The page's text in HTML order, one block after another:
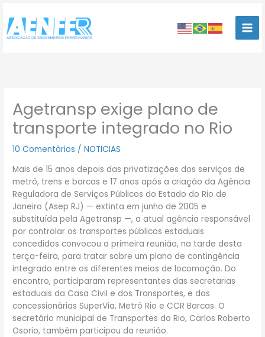
para
conteúdo
Agetransp exige plano de
transporte integrado no Rio
10 Comentários /NOTICIAS
Mais de 15 anos depois das privatizações dos serviços de
metrô, trens e barcas e 17 anos após a criação da Agência
Reguladora de Serviços Públicos do Estado do Rio de
Janeiro (Asep RJ) — extinta em junho de 2005 e
substituída pela Agetransp —, a atual agência responsável
por controlar os transportes públicos estaduais
concedidos convocou a primeira reunião, na tarde desta
terça-feira, para tratar sobre um plano de contingência
integrado entre os diferentes meios de locomoção. Do
encontro, participaram representantes das secretarias
estaduais da Casa Civil e dos Transportes, e das
concessionárias SuperVia, Metrô Rio e CCR Barcas. O
secretário municipal de Transportes do Rio, Carlos Roberto
Osorio, também participou da reunião.